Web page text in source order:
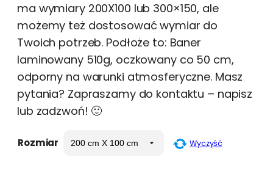
ma wymiary 200X100 lub 300×150, ale
możemy też dostosować wymiar do
Twoich potrzeb. Podłoże to: Baner
laminowany 510g, oczkowany co 50 cm,
odporny na warunki atmosferyczne. Masz
pytania? Zapraszamy do kontaktu – napisz
lub zadzwoń! 🙂
Rozmiar Wyczyść